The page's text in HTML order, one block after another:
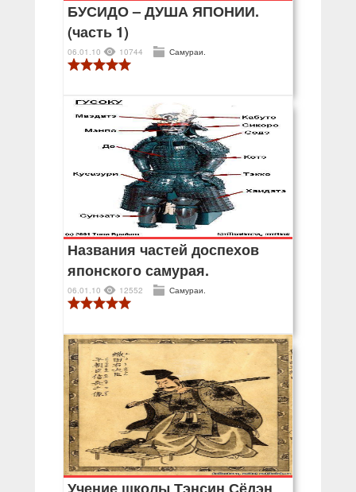
БУСИДО – ДУША ЯПОНИИ.
(часть 1)
06.01.10 10744 Самураи.
Названия частей доспехов
японского самурая.
06.01.10 12552 Самураи.